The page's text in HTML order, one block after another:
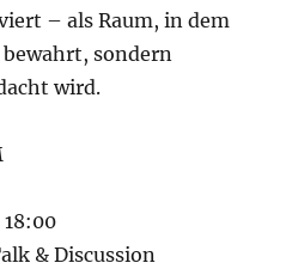
– als Raum, in dem
sondern
wird.
18:00
& Discussion